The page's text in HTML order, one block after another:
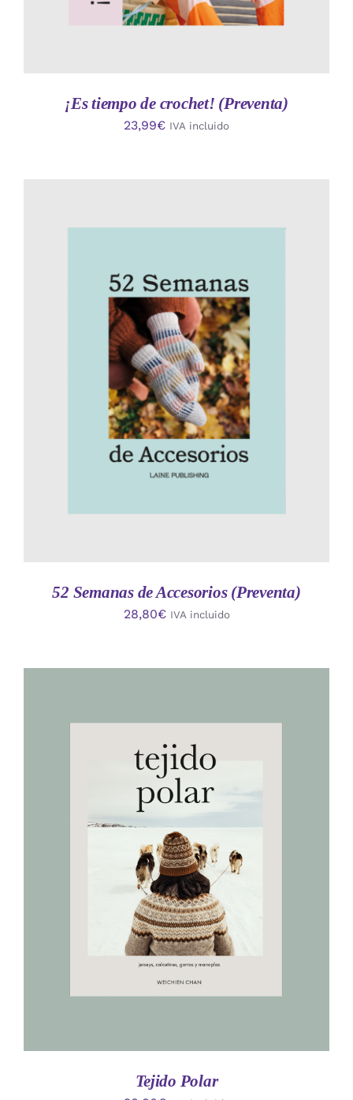
¡Es tiempo de crochet! (Preventa)
23,99€ IVA incluido
AÑADIR AL CARRITO
/
52 Semanas de Accesorios (Preventa)
28,80€ IVA incluido
AÑADIR AL CARRITO
/
Tejido Polar